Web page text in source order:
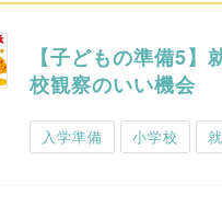
【子どもの準備5】
校観察のいい機会
入学準備 小学校